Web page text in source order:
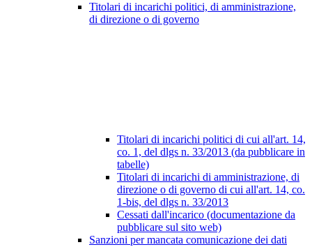
Titolari di incarichi politici, di amministrazione,
di direzione o di governo
Titolari di incarichi politici di cui all'art. 14,
co. 1, del dlgs n. 33/2013 (da pubblicare in
tabelle)
Titolari di incarichi di amministrazione, di
direzione o di governo di cui all'art. 14, co.
1-bis, del dlgs n. 33/2013
Cessati dall'incarico (documentazione da
pubblicare sul sito web)
Sanzioni per mancata comunicazione dei dati